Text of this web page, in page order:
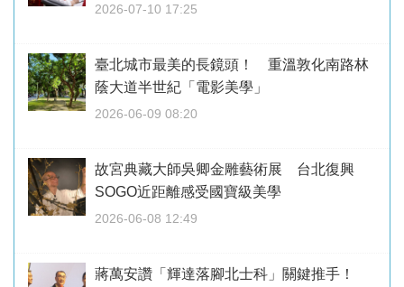
2026-07-10 17:25
臺北城市最美的長鏡頭！ 重溫敦化南路林
蔭大道半世紀「電影美學」
2026-06-09 08:20
故宮典藏大師吳卿金雕藝術展 台北復興
SOGO近距離感受國寶級美學
2026-06-08 12:49
蔣萬安讚「輝達落腳北士科」關鍵推手！